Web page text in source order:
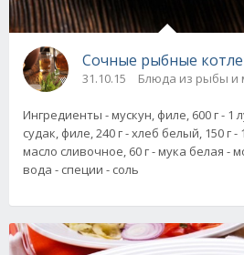
Сочные рыбные
31.10.15 Блюда из рыбы и
Ингредиенты - мускун, филе, 600 г - 1
судак, филе, 240 г - хлеб белый, 150 г -
масло сливочное, 60 г - мука белая -
вода - специи - соль